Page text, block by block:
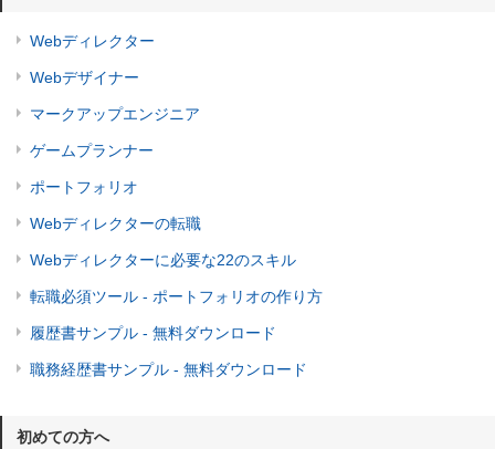
Webディレクター
Webデザイナー
マークアップエンジニア
ゲームプランナー
ポートフォリオ
Webディレクターの転職
Webディレクターに必要な22のスキル
転職必須ツール - ポートフォリオの作り方
履歴書サンプル - 無料ダウンロード
職務経歴書サンプル - 無料ダウンロード
初めての方へ